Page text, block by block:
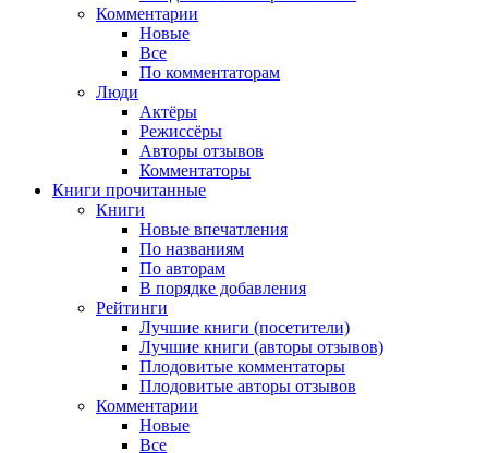
Комментарии
Новые
Все
По комментаторам
Люди
Актёры
Режиссёры
Авторы отзывов
Комментаторы
Книги прочитанные
Книги
Новые впечатления
По названиям
По авторам
В порядке добавления
Рейтинги
Лучшие книги (посетители)
Лучшие книги (авторы отзывов)
Плодовитые комментаторы
Плодовитые авторы отзывов
Комментарии
Новые
Все